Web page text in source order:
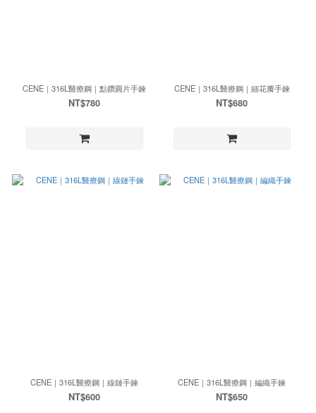
CENE｜316L醫療鋼｜點鑽圓片手鍊
NT$780
CENE｜316L醫療鋼｜細花瓣手鍊
NT$680
CENE｜316L醫療鋼｜線鏈手鍊
NT$600
CENE｜316L醫療鋼｜編織手鍊
NT$650